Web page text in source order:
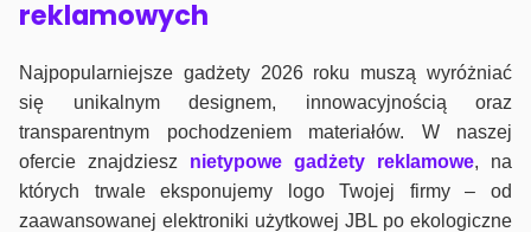
reklamowych
Najpopularniejsze gadżety 2026 roku muszą wyróżniać
się unikalnym designem, innowacyjnością oraz
transparentnym pochodzeniem materiałów. W naszej
ofercie znajdziesz nietypowe gadżety reklamowe, na
których trwale eksponujemy logo Twojej firmy – od
zaawansowanej elektroniki użytkowej JBL po ekologiczne